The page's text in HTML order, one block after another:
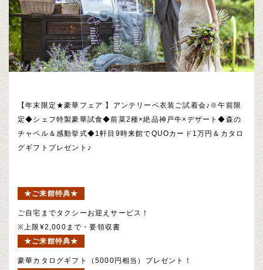
【年末限定★豪華フェア 】アンテリーベ衣装ご試着会♪※午前限
定◆シェフ特製豪華試食◆前菜2種×絶品神戸牛×デザート◆森の
チャペル＆感動挙式◆1軒目9時来館でQUOカード1万円＆カタロ
グギフトプレゼント♪
★ご来館特典★
ご自宅までタクシーお迎えサービス！
※上限¥2,000まで・要領収書
★ご来館特典★
豪華カタログギフト（5000円相当）プレゼント！